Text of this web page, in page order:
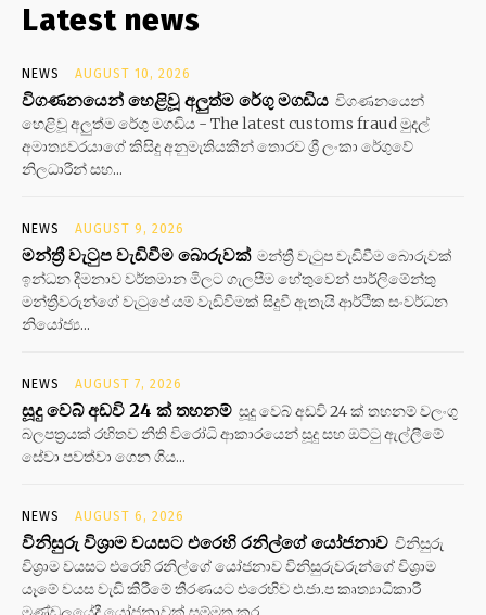
Latest news
NEWS AUGUST 10, 2026
විගණනයෙන් හෙළිවූ අලුත්ම රේගු මගඩිය විගණනයෙන්
හෙළිවූ අලුත්ම රේගු මගඩිය - The latest customs fraud මුදල්
අමාත්‍යවරයාගේ කිසිදු අනුමැතියකින් තොරව ශ්‍රී ලංකා රේගුවේ
නිලධාරීන් සහ...
NEWS AUGUST 9, 2026
මන්ත්‍රී වැටුප වැඩිවීම බොරුවක් මන්ත්‍රී වැටුප වැඩිවීම බොරුවක්
ඉන්ධන දීමනාව වර්තමාන මිලට ගැලපීම හේතුවෙන් පාර්ලිමේන්තු
මන්ත්‍රීවරුන්ගේ වැටුපේ යම් වැඩිවීමක් සිදුවී ඇතැයි ආර්ථික සංවර්ධන
නියෝජ්‍ය...
NEWS AUGUST 7, 2026
සූදු වෙබ් අඩවි 24 ක් තහනම් සූදු වෙබ් අඩවි 24 ක් තහනම් වලංගු
බලපත්‍රයක් රහිතව නීති විරෝධි ආකාරයෙන් සූදු සහ ඔට්ටු ඇල්ලීමේ
සේවා පවත්වා ගෙන ගිය...
NEWS AUGUST 6, 2026
විනිසුරු විශ්‍රාම වයසට එරෙහි රනිල්ගේ යෝජනාව විනිසුරු
විශ්‍රාම වයසට එරෙහි රනිල්ගේ යෝජනාව විනිසුරුවරුන්ගේ විශ්‍රාම
යෑමේ වයස වැඩි කිරීමේ තීරණයට එරෙහිව එ.ජා.ප කෘත්‍යාධිකාරී